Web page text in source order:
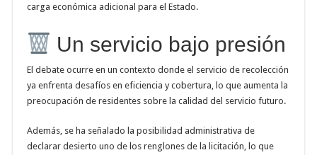
carga económica adicional para el Estado.
Un servicio bajo presión
El debate ocurre en un contexto donde el servicio de recolección
ya enfrenta desafíos en eficiencia y cobertura, lo que aumenta la
preocupación de residentes sobre la calidad del servicio futuro.
Además, se ha señalado la posibilidad administrativa de
declarar desierto uno de los renglones de la licitación, lo que